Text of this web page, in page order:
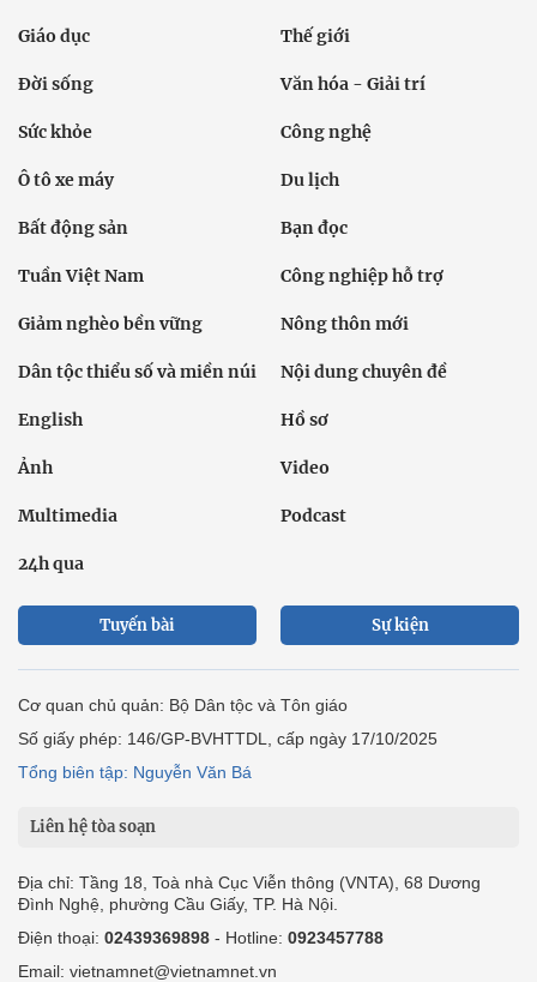
Giáo dục Thế giới
Đời sống Văn hóa - Giải trí
Sức khỏe Công nghệ
Ô tô xe máy Du lịch
Bất động sản Bạn đọc
Tuần Việt Nam Công nghiệp hỗ trợ
Giảm nghèo bền vững Nông thôn mới
Dân tộc thiểu số và miền núi Nội dung chuyên đề
English Hồ sơ
Ảnh Video
Multimedia Podcast
24h qua
Tuyến bài Sự kiện
Cơ quan chủ quản: Bộ Dân tộc và Tôn giáo
Số giấy phép: 146/GP-BVHTTDL, cấp ngày 17/10/2025
Tổng biên tập: Nguyễn Văn Bá
Liên hệ tòa soạn
Địa chỉ: Tầng 18, Toà nhà Cục Viễn thông (VNTA), 68 Dương
Đình Nghệ, phường Cầu Giấy, TP. Hà Nội.
Điện thoại: 02439369898 - Hotline: 0923457788
Email: vietnamnet@vietnamnet.vn